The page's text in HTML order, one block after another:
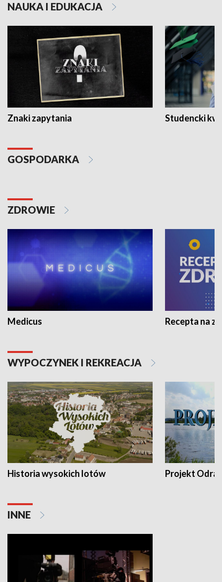
NAUKA I EDUKACJA
Znaki zapytania Studencki
GOSPODARKA
ZDROWIE
Medicus Recepta na
WYPOCZYNEK I REKREACJA
Historia wysokich lotów Projekt Odra
INNE